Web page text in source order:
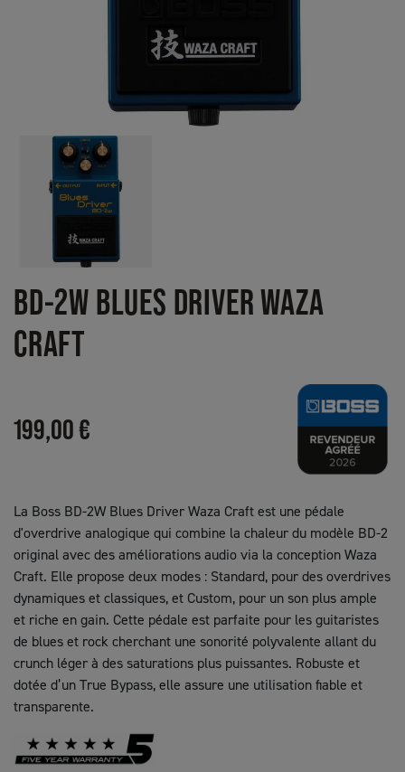
BD-2W BLUES DRIVER WAZA
CRAFT
199,00 €
La Boss BD-2W Blues Driver Waza Craft est une pédale
d'overdrive analogique qui combine la chaleur du modèle BD-2
original avec des améliorations audio via la conception Waza
Craft. Elle propose deux modes : Standard, pour des overdrives
dynamiques et classiques, et Custom, pour un son plus ample
et riche en gain. Cette pédale est parfaite pour les guitaristes
de blues et rock cherchant une sonorité polyvalente allant du
crunch léger à des saturations plus puissantes. Robuste et
dotée d’un True Bypass, elle assure une utilisation fiable et
transparente.